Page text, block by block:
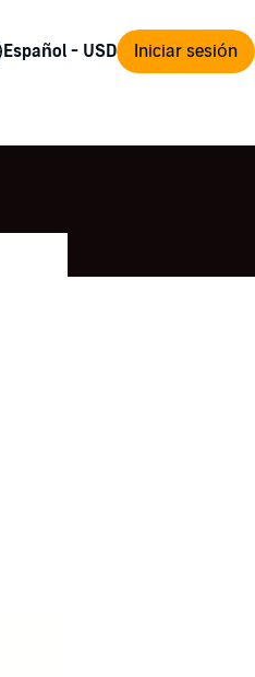
Iniciar sesión